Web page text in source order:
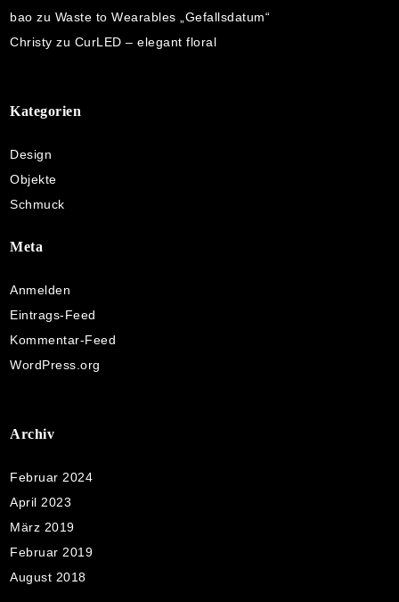
bao zu Waste to Wearables „Gefallsdatum“
Christy zu CurLED – elegant floral
Kategorien
Design
Objekte
Schmuck
Meta
Anmelden
Eintrags-Feed
Kommentar-Feed
WordPress.org
Archiv
Februar 2024
April 2023
März 2019
Februar 2019
August 2018